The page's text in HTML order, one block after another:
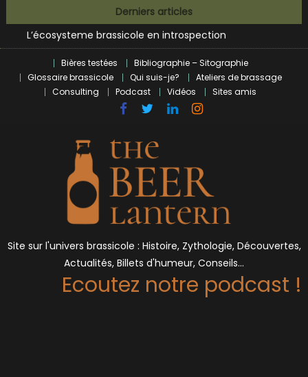
to
content
Derniers articles
Bières et célébrités
L’écosysteme brassicole en introspection
Zoumaï : pionnier de la révolution craft à Marseille
L’intelligence artificielle dans le milieu brassicole
BrewDog racheté par Tilray pour une bouchée de pain ?
Bières et célébrités
Bières testées
Bibliographie – Sitographie
Glossaire brassicole
Qui suis-je?
Ateliers de brassage
Consulting
Podcast Vidéos Sites amis
Site sur l'univers brassicole : Histoire, Zythologie, Découvertes,
Actualités, Billets d'humeur, Conseils…
Ecoutez notre podcast !